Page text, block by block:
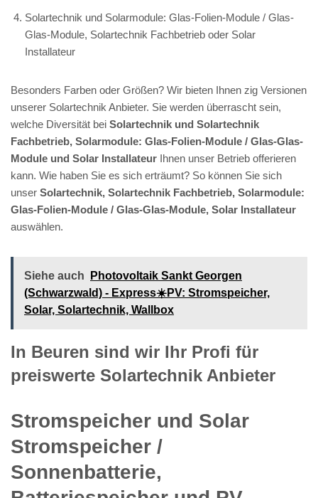
Solartechnik und Solarmodule: Glas-Folien-Module / Glas-
Glas-Module, Solartechnik Fachbetrieb oder Solar
Installateur
Besonders Farben oder Größen? Wir bieten Ihnen zig Versionen
unserer Solartechnik Anbieter. Sie werden überrascht sein,
welche Diversität bei Solartechnik und Solartechnik
Fachbetrieb, Solarmodule: Glas-Folien-Module / Glas-Glas-
Module und Solar Installateur Ihnen unser Betrieb offerieren
kann. Wie haben Sie es sich erträumt? So können Sie sich
unser Solartechnik, Solartechnik Fachbetrieb, Solarmodule:
Glas-Folien-Module / Glas-Glas-Module, Solar Installateur
auswählen.
Siehe auch
Photovoltaik Sankt Georgen
(Schwarzwald) - Express☀️PV️: Stromspeicher,
Solar, Solartechnik, Wallbox
In Beuren sind wir Ihr Profi für
preiswerte Solartechnik Anbieter
Stromspeicher und Solar
Stromspeicher /
Sonnenbatterie,